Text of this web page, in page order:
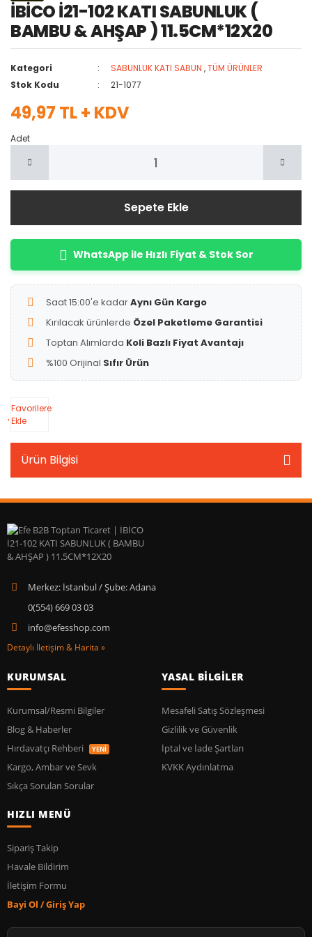
İBİCO İ21-102 KATI SABUNLUK (
BAMBU & AHŞAP ) 11.5CM*12X20
Kategori SABUNLUK KATI SABUN ,TÜM ÜRÜNLER
Stok Kodu
21-1077
49,97 TL + KDV
Adet
Sepete Ekle
WhatsApp ile Hızlı Fiyat & Stok Sor
Saat 15:00'e kadarAynı Gün Kargo
Kırılacak ürünlerde Özel Paketleme Garantisi
Toptan Alımlarda Koli Bazlı Fiyat Avantajı
%100 Orijinal Sıfır Ürün
Favorilere
Ekle
Ürün Bilgisi
Merkez: İstanbul / Şube: Adana
0(554) 669 03 03
info@efesshop.com
Detaylı İletişim & Harita »
KURUMSAL
Kurumsal/Resmi Bilgiler
Blog & Haberler
Hırdavatçı Rehberi
YENİ
Kargo, Ambar ve Sevk
Sıkça Sorulan Sorular
YASAL BİLGİLER
Mesafeli Satış Sözleşmesi
Gizlilik ve Güvenlik
İptal ve İade Şartları
KVKK Aydınlatma
HIZLI MENÜ
Sipariş Takip
Havale Bildirim
İletişim Formu
Bayi Ol / Giriş Yap